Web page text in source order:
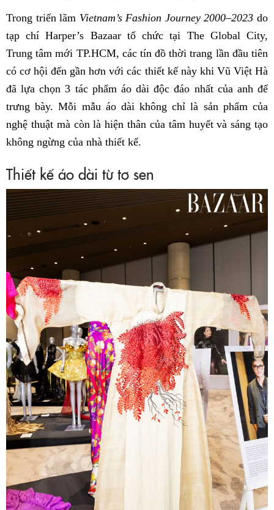
Trong triển lãm Vietnam’s Fashion Journey 2000–2023 do
tạp chí Harper’s Bazaar tổ chức tại The Global City,
Trung tâm mới TP.HCM, các tín đồ thời trang lần đầu tiên
có cơ hội đến gần hơn với các thiết kế này khi Vũ Việt Hà
đã lựa chọn 3 tác phẩm áo dài độc đáo nhất của anh để
trưng bày. Mỗi mẫu áo dài không chỉ là sản phẩm của
nghệ thuật mà còn là hiện thân của tâm huyết và sáng tạo
không ngừng của nhà thiết kế.
Thiết kế áo dài từ tơ sen